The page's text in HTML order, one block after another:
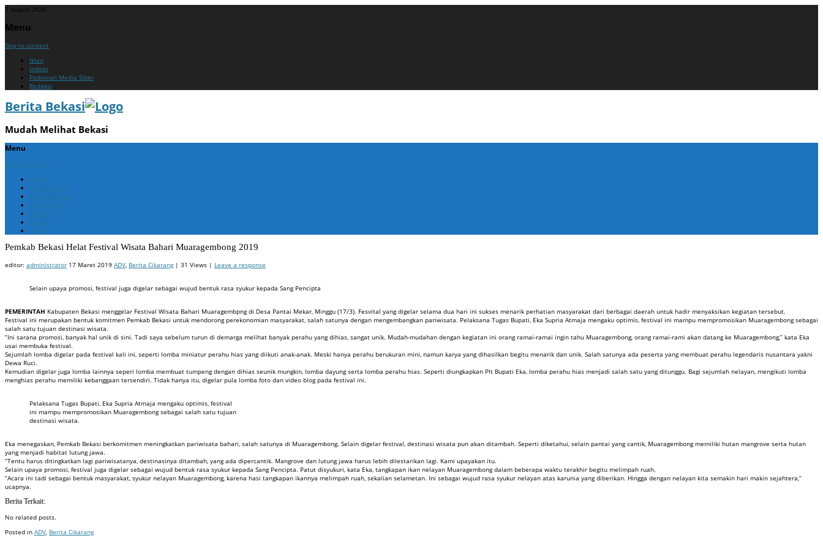
7 August 2026
Menu
Skip to content
Iklan
Indeks
Pedoman Media Siber
Redaksi
Berita Bekasi
Mudah Melihat Bekasi
Menu
Skip to content
Home
Berita Bekasi
Berita Cikarang
Berita Jabar
Nasional
Politik
ADV
Pemkab Bekasi Helat Festival Wisata Bahari Muaragembong 2019
editor: administrator 17 Maret 2019 ADV Berita Cikarang| 31 Views | Leave a response
Selain upaya promosi, festival juga digelar sebagai wujud bentuk rasa syukur kepada Sang Pencipta
PEMERINTAH Kabupaten Bekasi menggelar Festival Wisata Bahari Muaragembpng di Desa Pantai Mekar, Minggu (17/3). Fesvital yang digelar selama dua hari ini sukses menarik perhatian masyarakat dari berbagai daerah untuk hadir menyaksikan kegiatan tersebut.
Festival ini merupakan bentuk komitmen Pemkab Bekasi untuk mendorong perekonomian masyarakat, salah satunya dengan mengembangkan pariwisata. Pelaksana Tugas Bupati, Eka Supria Atmaja mengaku optimis, festival ini mampu mempromosikan Muaragembong sebagai
salah satu tujuan destinasi wisata.
“Ini sarana promosi, banyak hal unik di sini. Tadi saya sebelum turun di demarga melihat banyak perahu yang dihias, sangat unik. Mudah-mudahan dengan kegiatan ini orang ramai-ramai ingin tahu Muaragembong, orang ramai-rami akan datang ke Muaragembong,” kata Eka
usai membuka festival.
Sejumlah lomba digelar pada festival kali ini, seperti lomba miniatur perahu hias yang diikuti anak-anak. Meski hanya perahu berukuran mini, namun karya yang dihasilkan begitu menarik dan unik. Salah satunya ada peserta yang membuat perahu legendaris nusantara yakni
Dewa Ruci.
Kemudian digelar juga lomba lainnya seperi lomba membuat tumpeng dengan dihias seunik mungkin, lomba dayung serta lomba perahu hias. Seperti diungkapkan Plt Bupati Eka, lomba perahu hias menjadi salah satu yang ditunggu. Bagi sejumlah nelayan, mengikuti lomba
menghias perahu memiliki kebanggaan tersendiri. Tidak hanya itu, digelar pula lomba foto dan video blog pada festival ini.
Pelaksana Tugas Bupati, Eka Supria Atmaja mengaku optimis, festival
ini mampu mempromosikan Muaragembong sebagai salah satu tujuan
destinasi wisata.
Eka menegaskan, Pemkab Bekasi berkomitmen meningkatkan pariwisata bahari, salah satunya di Muaragembong. Selain digelar festival, destinasi wisata pun akan ditambah. Seperti diketahui, selain pantai yang cantik, Muaragembong memiliki hutan mangrove serta hutan
yang menjadi habitat lutung jawa.
“Tentu harus ditingkatkan lagi pariwisatanya, destinasinya ditambah, yang ada dipercantik. Mangrove dan lutung jawa harus lebih dilestarikan lagi. Kami upayakan itu.
Selain upaya promosi, festival juga digelar sebagai wujud bentuk rasa syukur kepada Sang Pencipta. Patut disyukuri, kata Eka, tangkapan ikan nelayan Muaragembong dalam beberapa waktu terakhir begitu melimpah ruah.
“Acara ini tadi sebagai bentuk masyarakat, syukur nelayan Muaragembong, karena hasi tangkapan ikannya melimpah ruah, sekalian selametan. Ini sebagai wujud rasa syukur nelayan atas karunia yang diberikan. Hingga dengan nelayan kita semakin hari makin sejahtera,”
ucapnya.
Berita Terkait:
No related posts.
Posted in ADV, Berita Cikarang